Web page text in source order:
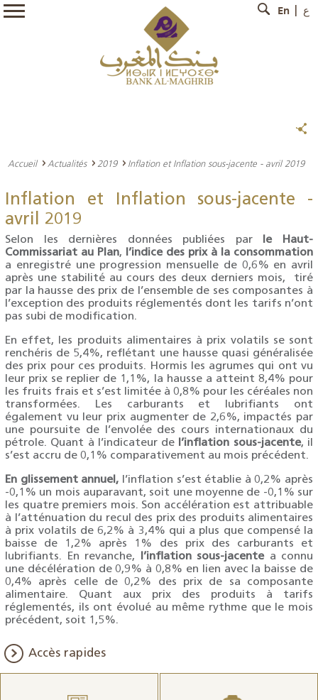
En ع
Accueil Actualités 2019 Inflation et Inflation sous-jacente - avril 2019
Inflation et Inflation sous-jacente -
avril 2019
Selon les dernières données publiées par
le Haut-
Commissariat au Plan,
l’indice des prix à la consommation
a enregistré une progression mensuelle de 0,6% en avril
après une stabilité au cours des deux derniers mois, tiré
par la hausse des prix de l’ensemble de ses composantes à
l’exception des produits réglementés dont les tarifs n’ont
pas subi de modification.
En effet, les produits alimentaires à prix volatils se sont
renchéris de 5,4%, reflétant une hausse quasi généralisée
des prix pour ces produits. Hormis les agrumes qui ont vu
leur prix se replier de 1,1%, la hausse a atteint 8,4% pour
les fruits frais et s’est limitée à 0,8% pour les céréales non
transformées. Les carburants et lubrifiants ont
également vu leur prix augmenter de 2,6%, impactés par
une poursuite de l’envolée des cours internationaux du
pétrole. Quant à l’indicateur de
l’inflation sous-jacente, il
s’est accru de 0,1% comparativement au mois précédent.
En glissement annuel,
l’inflation s’est établie à 0,2% après
-0,1% un mois auparavant, soit une moyenne de -0,1% sur
les quatre premiers mois. Son accélération est attribuable
à l’atténuation du recul des prix des produits alimentaires
à prix volatils de 6,2% à 3,4% qui a plus que compensé la
baisse de 1,2% après 1% des prix des carburants et
lubrifiants. En revanche,
l’inflation sous-jacentea connu
une décélération de 0,9% à 0,8% en lien avec la baisse de
0,4% après celle de 0,2% des prix de sa composante
alimentaire. Quant aux prix des produits à tarifs
réglementés, ils ont évolué au même rythme que le mois
précédent, soit 1,5%.
Accès rapides